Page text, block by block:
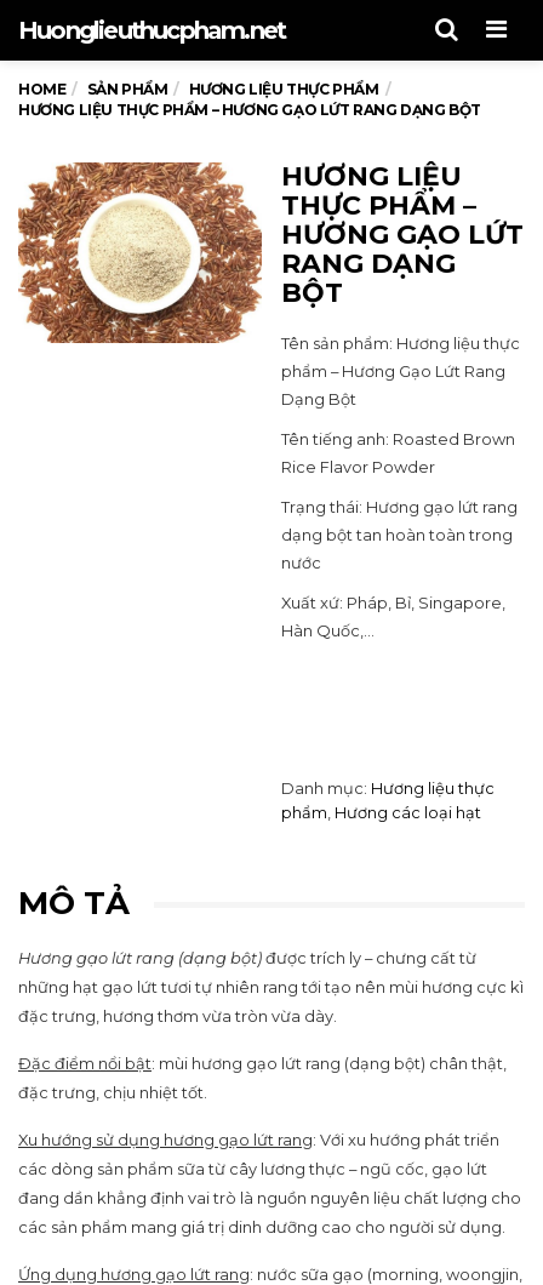
Huonglieuthucpham.net
HOME SẢN PHẨM
HƯƠNG LIỆU THỰC PHẨM
HƯƠNG LIỆU THỰC PHẨM – HƯƠNG GẠO LỨT RANG DẠNG BỘT
HƯƠNG LIỆU
THỰC PHẨM –
HƯƠNG GẠO LỨT
RANG DẠNG
BỘT
Tên sản phẩm: Hương liệu thực
phẩm – Hương Gạo Lứt Rang
Dạng Bột
Tên tiếng anh: Roasted Brown
Rice Flavor Powder
Trạng thái: Hương gạo lứt rang
dạng bột tan hoàn toàn trong
nước
Xuất xứ: Pháp, Bỉ, Singapore,
Hàn Quốc,…
Danh mục: Hương liệu thực
phẩm, Hương các loại hạt
MÔ TẢ
Hương gạo lứt rang (dạng bột) được trích ly – chưng cất từ
những hạt gạo lứt tươi tự nhiên rang tới tạo nên mùi hương cực kì
đặc trưng, hương thơm vừa tròn vừa dày.
Đặc điểm nổi bật: mùi hương gạo lứt rang (dạng bột) chân thật,
đặc trưng, chịu nhiệt tốt.
Xu hướng sử dụng hương gạo lứt rang: Với xu hướng phát triển
các dòng sản phẩm sữa từ cây lương thực – ngũ cốc, gạo lứt
đang dần khẳng định vai trò là nguồn nguyên liệu chất lượng cho
các sản phẩm mang giá trị dinh dưỡng cao cho người sử dụng.
Ứng dụng hương gạo lứt rang: nước sữa gạo (morning, woongjin,